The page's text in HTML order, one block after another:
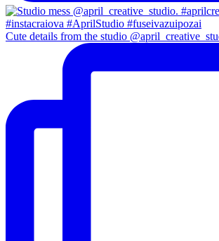
Cute details from the studio